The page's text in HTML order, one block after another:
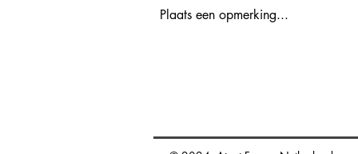
Plaats een opmerking...